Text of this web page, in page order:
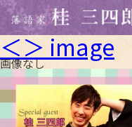
＜＞ image
画像なし